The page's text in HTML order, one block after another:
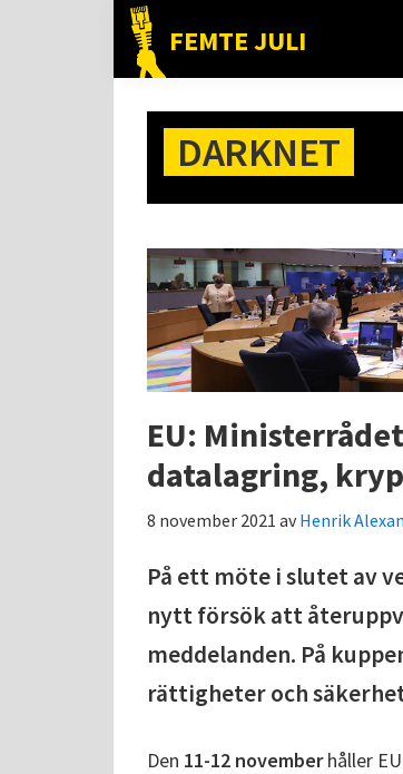
huvudnavigering
FEMTE JULI
Nätet
folket!DARKNET
EU:
datalagring,
8 november 2021 avHenrik
På ett möte i slutet av
nytt försök att
meddelanden. På
rättigheter och
Den 11-12 novemberhåller